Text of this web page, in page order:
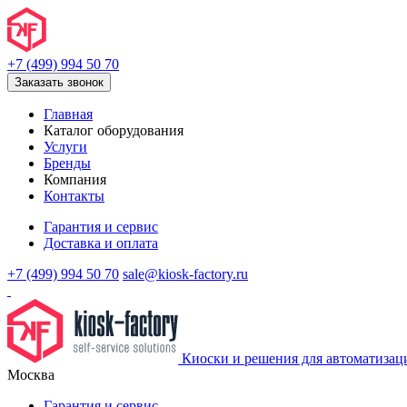
+7 (499) 994 50 70
Заказать звонок
Главная
Каталог оборудования
Услуги
Бренды
Компания
Контакты
Гарантия и сервис
Доставка и оплата
+7 (499) 994 50 70 sale@kiosk-factory.ru
Киоски и решения для
Москва